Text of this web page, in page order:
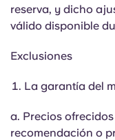
reserva, y dicho
válido disponible
Exclusiones
La garantía del
a. Precios
recomendación o